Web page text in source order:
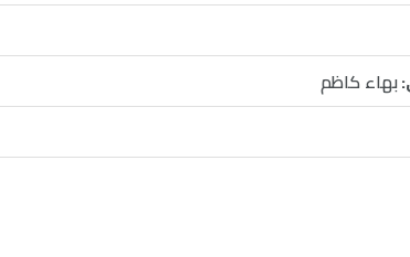
بهاء كاظم